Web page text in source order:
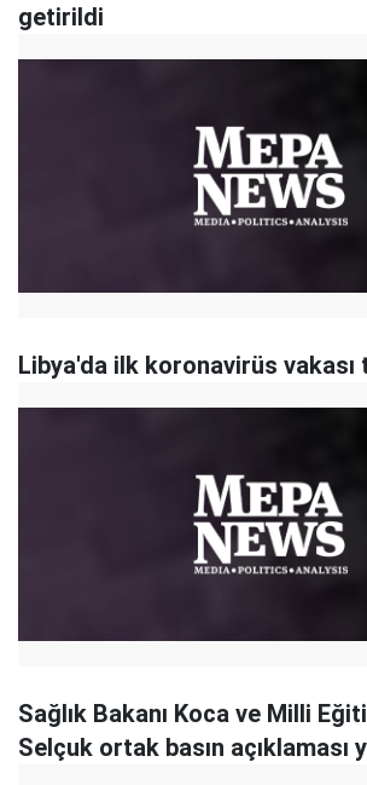
getirildi
Libya'da ilk koronavirüs
Sağlık Bakanı Koca ve Milli
Selçuk ortak basın açıklaması